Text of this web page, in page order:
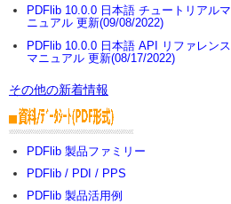
PDFlib 10.0.0 日本語 チュートリアルマ
ニュアル 更新(09/08/2022)
PDFlib 10.0.0 日本語 API リファレンス
マニュアル 更新(08/17/2022)
その他の新着情報
PDFlib 製品ファミリー
PDFlib / PDI / PPS
PDFlib 製品活用例